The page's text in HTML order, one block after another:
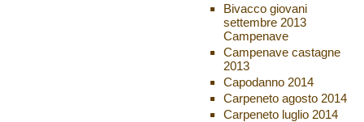
Bivacco giovani
settembre 2013
Campenave
Campenave castagne
2013
Capodanno 2014
Carpeneto agosto 2014
Carpeneto luglio 2014